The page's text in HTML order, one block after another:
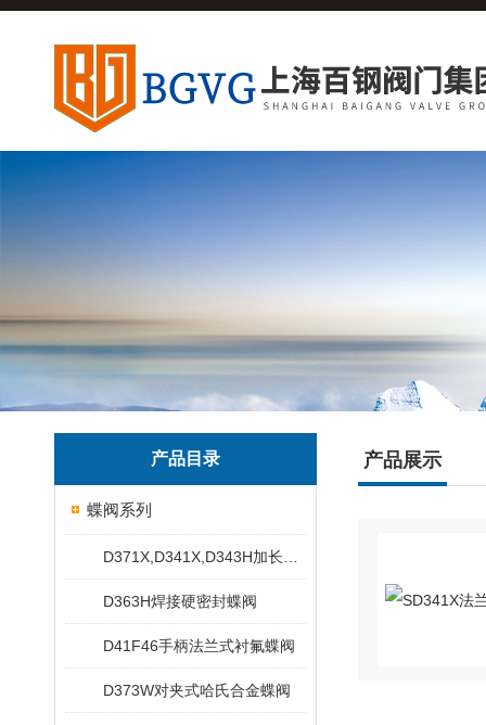
产品目录
蝶阀系列
D363H焊接硬密封蝶阀
D41F46手柄法兰式衬氟蝶阀
D373W对夹式哈氏合金蝶阀
产品展示